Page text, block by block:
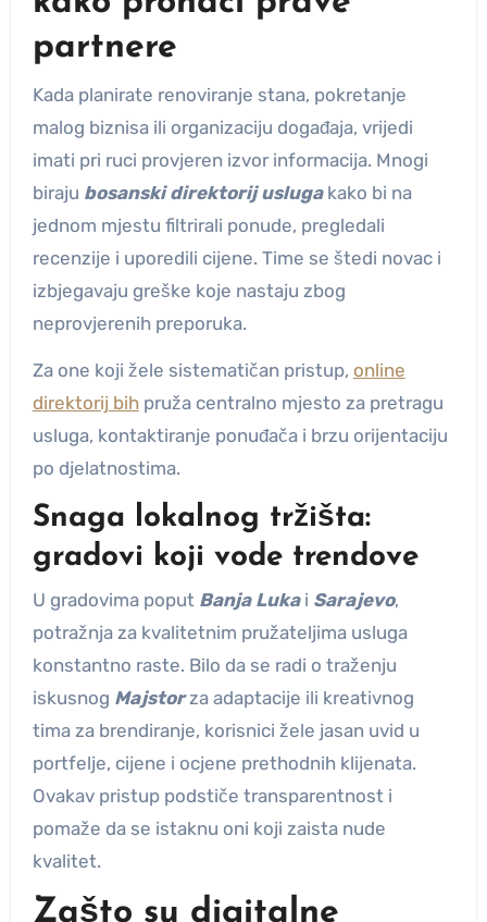
partnere
Kada planirate renoviranje stana, pokretanje
malog biznisa ili organizaciju događaja, vrijedi
imati pri ruci provjeren izvor informacija. Mnogi
biraju bosanski direktorij uslugakako bi na
jednom mjestu filtrirali ponude, pregledali
recenzije i uporedili cijene. Time se štedi novac i
izbjegavaju greške koje nastaju zbog
neprovjerenih preporuka.
Za one koji žele sistematičan pristup, online
direktorij bihpruža centralno mjesto za pretragu
usluga, kontaktiranje ponuđača i brzu orijentaciju
po djelatnostima.
Snaga lokalnog tržišta:
gradovi koji vode trendove
U gradovima poput Banja Lukai Sarajevo,
potražnja za kvalitetnim pružateljima usluga
konstantno raste. Bilo da se radi o traženju
iskusnog Majstorza adaptacije ili kreativnog
tima za brendiranje, korisnici žele jasan uvid u
portfelje, cijene i ocjene prethodnih klijenata.
Ovakav pristup podstiče transparentnost i
pomaže da se istaknu oni koji zaista nude
kvalitet.
Zašto su digitalne